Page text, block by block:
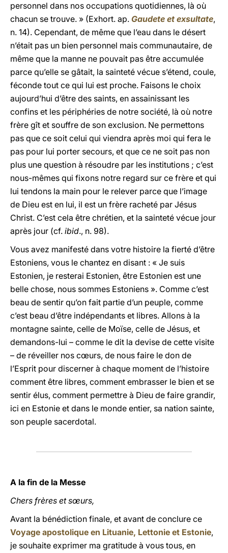
personnel dans nos occupations quotidiennes, là où
chacun se trouve. » (Exhort. ap. Gaudete et exsultate,
n. 14). Cependant, de même que l’eau dans le désert
n’était pas un bien personnel mais communautaire, de
même que la manne ne pouvait pas être accumulée
parce qu’elle se gâtait, la sainteté vécue s’étend, coule,
féconde tout ce qui lui est proche. Faisons le choix
aujourd’hui d’être des saints, en assainissant les
confins et les périphéries de notre société, là où notre
frère gît et souffre de son exclusion. Ne permettons
pas que ce soit celui qui viendra après moi qui fera le
pas pour lui porter secours, et que ce ne soit pas non
plus une question à résoudre par les institutions ; c’est
nous-mêmes qui fixons notre regard sur ce frère et qui
lui tendons la main pour le relever parce que l’image
de Dieu est en lui, il est un frère racheté par Jésus
Christ. C’est cela être chrétien, et la sainteté vécue jour
après jour (cf. ibid., n. 98).
Vous avez manifesté dans votre histoire la fierté d’être
Estoniens, vous le chantez en disant : « Je suis
Estonien, je resterai Estonien, être Estonien est une
belle chose, nous sommes Estoniens ». Comme c’est
beau de sentir qu’on fait partie d’un peuple, comme
c’est beau d’être indépendants et libres. Allons à la
montagne sainte, celle de Moïse, celle de Jésus, et
demandons-lui – comme le dit la devise de cette visite
– de réveiller nos cœurs, de nous faire le don de
l’Esprit pour discerner à chaque moment de l’histoire
comment être libres, comment embrasser le bien et se
sentir élus, comment permettre à Dieu de faire grandir,
ici en Estonie et dans le monde entier, sa nation sainte,
son peuple sacerdotal.
A la fin de la Messe
Chers frères et sœurs,
Avant la bénédiction finale, et avant de conclure ce
Voyage apostolique en Lituanie, Lettonie et Estonie,
je souhaite exprimer ma gratitude à vous tous, en